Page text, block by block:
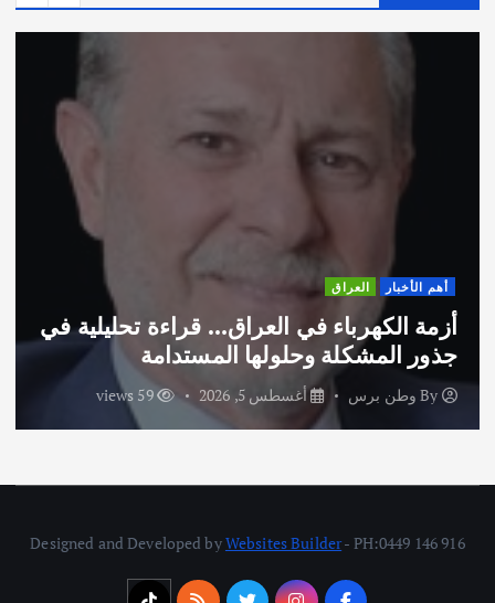
العراق
في العراق… قراءة تحليلية في
وحلولها المستدامة
برس أغسطس 5, 2026 59 views
اختتام
Designed and Developed byWebsites Builder- PH:0449 146 916